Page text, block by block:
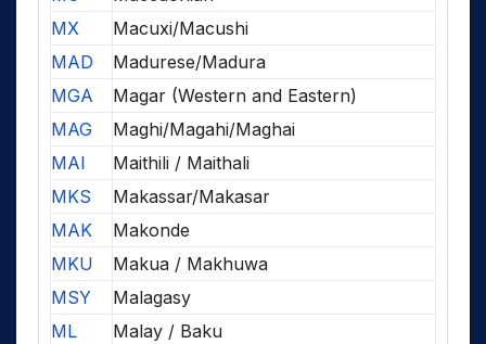
MX
Macuxi/Macushi
MAD
Madurese/Madura
MGA
Magar (Western and Eastern)
MAG
Maghi/Magahi/Maghai
MAI
Maithili / Maithali
MKS
Makassar/Makasar
MAK
Makonde
MKU
Makua / Makhuwa
MSY
Malagasy
ML
Malay / Baku